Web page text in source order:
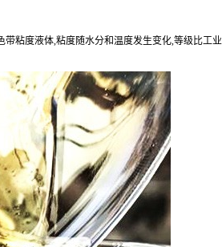
粘度液体,粘度随水分和温度发生变化,等级比